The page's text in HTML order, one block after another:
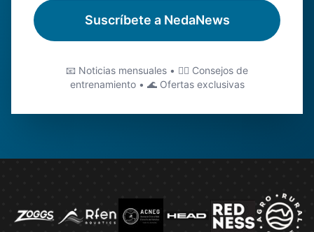
Suscríbete a NedaNews
📧 Noticias mensuales • 🏊‍♂️ Consejos de
entrenamiento • 🌊 Ofertas exclusivas